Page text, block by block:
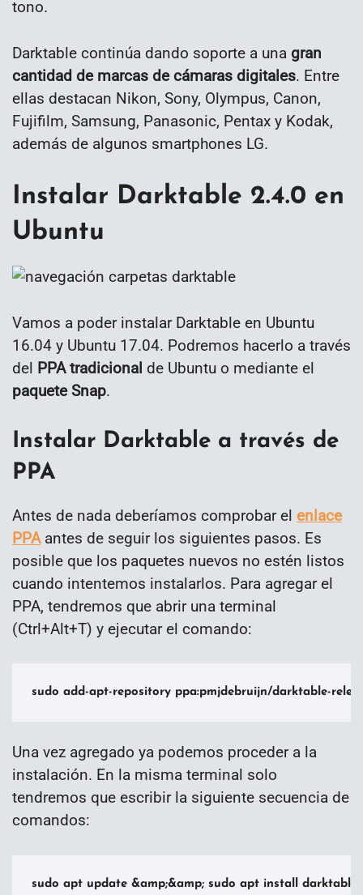
tono.
Darktable continúa dando soporte a una gran
cantidad de marcas de cámaras digitales. Entre
ellas destacan Nikon, Sony, Olympus, Canon,
Fujifilm, Samsung, Panasonic, Pentax y Kodak,
además de algunos smartphones LG.
Instalar Darktable 2.4.0 en
Ubuntu
Vamos a poder instalar Darktable en Ubuntu
16.04 y Ubuntu 17.04. Podremos hacerlo a través
del PPA tradicional de Ubuntu o mediante el
paquete Snap.
Instalar Darktable a través de
PPA
Antes de nada deberíamos comprobar el enlace
PPAantes de seguir los siguientes pasos. Es
posible que los paquetes nuevos no estén listos
cuando intentemos instalarlos. Para agregar el
PPA, tendremos que abrir una terminal
(Ctrl+Alt+T) y ejecutar el comando:
sudo add-apt-repository ppa:pmjdebruijn/darktable-
Una vez agregado ya podemos proceder a la
instalación. En la misma terminal solo
tendremos que escribir la siguiente secuencia de
comandos:
sudo apt update &amp;&amp; sudo apt install darktable